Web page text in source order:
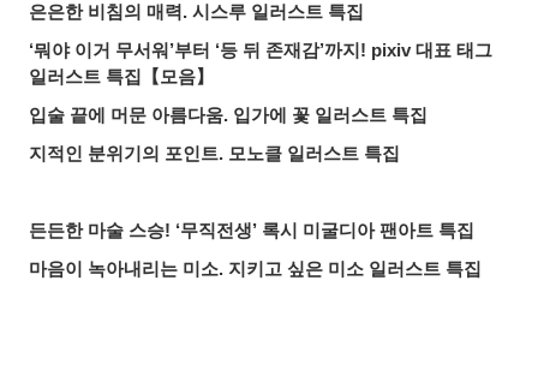
은은한 비침의 매력. 시스루 일러스트 특집
‘뭐야 이거 무서워’부터 ‘등 뒤 존재감’까지! pixiv 대표 태그
일러스트 특집【모음】
입술 끝에 머문 아름다움. 입가에 꽃 일러스트 특집
지적인 분위기의 포인트. 모노클 일러스트 특집
든든한 마술 스승! ‘무직전생’ 록시 미굴디아 팬아트 특집
마음이 녹아내리는 미소. 지키고 싶은 미소 일러스트 특집